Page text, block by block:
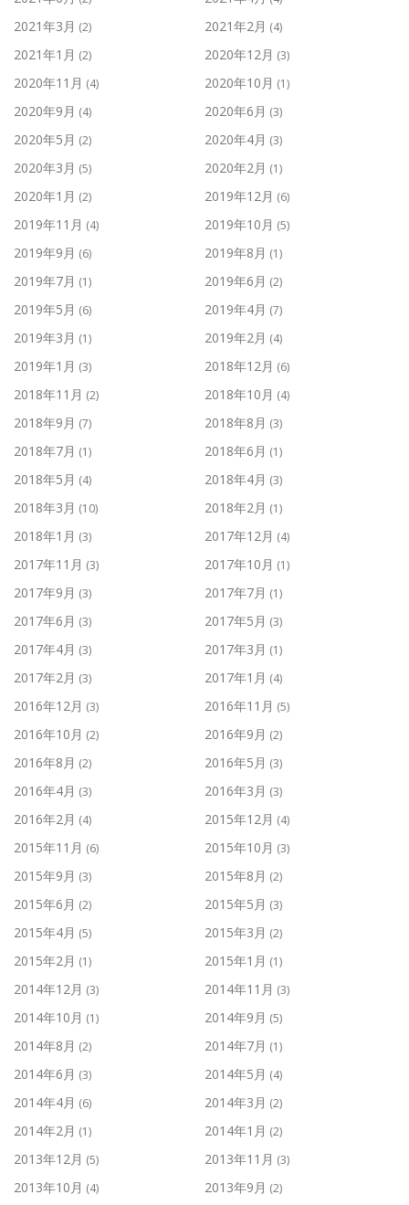
2021年3月 (2) 2021年2月 (4)
2021年1月 (2) 2020年12月 (3)
2020年11月 (4) 2020年10月 (1)
2020年9月 (4) 2020年6月 (3)
2020年5月 (2) 2020年4月 (3)
2020年3月 (5) 2020年2月 (1)
2020年1月 (2) 2019年12月 (6)
2019年11月 (4) 2019年10月 (5)
2019年9月 (6) 2019年8月 (1)
2019年7月 (1) 2019年6月 (2)
2019年5月 (6) 2019年4月 (7)
2019年3月 (1) 2019年2月 (4)
2019年1月 (3) 2018年12月 (6)
2018年11月 (2) 2018年10月 (4)
2018年9月 (7) 2018年8月 (3)
2018年7月 (1) 2018年6月 (1)
2018年5月 (4) 2018年4月 (3)
2018年3月 (10) 2018年2月 (1)
2018年1月 (3) 2017年12月 (4)
2017年11月 (3) 2017年10月 (1)
2017年9月 (3) 2017年7月 (1)
2017年6月 (3) 2017年5月 (3)
2017年4月 (3) 2017年3月 (1)
2017年2月 (3) 2017年1月 (4)
2016年12月 (3) 2016年11月 (5)
2016年10月 (2) 2016年9月 (2)
2016年8月 (2) 2016年5月 (3)
2016年4月 (3) 2016年3月 (3)
2016年2月 (4) 2015年12月 (4)
2015年11月 (6) 2015年10月 (3)
2015年9月 (3) 2015年8月 (2)
2015年6月 (2) 2015年5月 (3)
2015年4月 (5) 2015年3月 (2)
2015年2月 (1) 2015年1月 (1)
2014年12月 (3) 2014年11月 (3)
2014年10月 (1) 2014年9月 (5)
2014年8月 (2) 2014年7月 (1)
2014年6月 (3) 2014年5月 (4)
2014年4月 (6) 2014年3月 (2)
2014年2月 (1) 2014年1月 (2)
2013年12月 (5) 2013年11月 (3)
2013年10月 (4) 2013年9月 (2)